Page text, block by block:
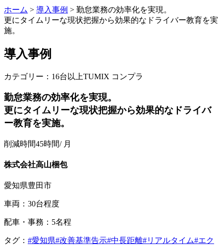
ホーム > 導入事例 > 勤怠業務の効率化を実現。
更にタイムリーな現状把握から効果的なドライバー教育を実
施。
導入事例
カテゴリー： 16台以上TUMIX コンプラ
勤怠業務の効率化を実現。
更にタイムリーな現状把握から効果的なドライバ
ー教育を実施。
削減時間45時間/ 月
株式会社高山梱包
愛知県豊田市
車両：30台程度
配車・事務：5名程
タグ： #愛知県#改善基準告示#中長距離#リアルタイム#エク